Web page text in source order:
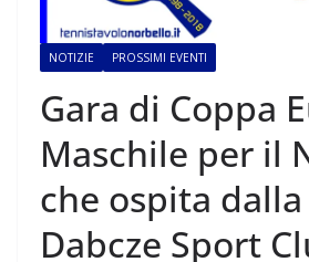
NOTIZIE PROSSIMI EVENTI
Gara di Coppa
Maschile per il
che ospita
Dabcze Sport